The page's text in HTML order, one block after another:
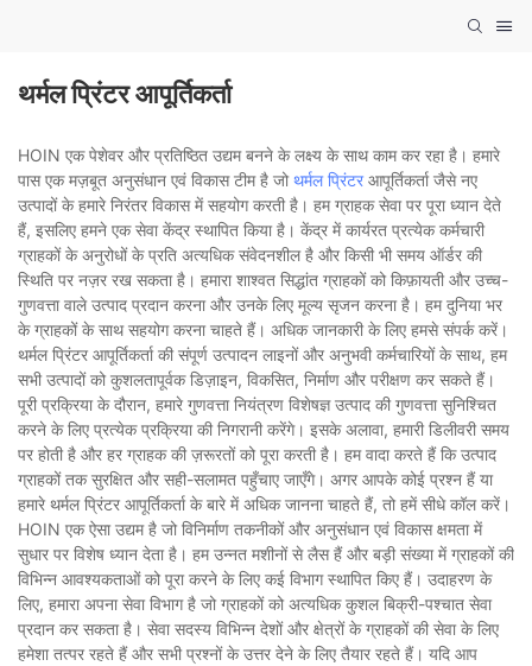
थर्मल प्रिंटर आपूर्तिकर्ता
HOIN एक पेशेवर और प्रतिष्ठित उद्यम बनने के लक्ष्य के साथ काम कर रहा है। हमारे
पास एक मज़बूत अनुसंधान एवं विकास टीम है जोथर्मल प्रिंटरआपूर्तिकर्ता जैसे नए
उत्पादों के हमारे निरंतर विकास में सहयोग करती है। हम ग्राहक सेवा पर पूरा ध्यान देते
हैं, इसलिए हमने एक सेवा केंद्र स्थापित किया है। केंद्र में कार्यरत प्रत्येक कर्मचारी
ग्राहकों के अनुरोधों के प्रति अत्यधिक संवेदनशील है और किसी भी समय ऑर्डर की
स्थिति पर नज़र रख सकता है। हमारा शाश्वत सिद्धांत ग्राहकों को किफ़ायती और उच्च-
गुणवत्ता वाले उत्पाद प्रदान करना और उनके लिए मूल्य सृजन करना है। हम दुनिया भर
के ग्राहकों के साथ सहयोग करना चाहते हैं। अधिक जानकारी के लिए हमसे संपर्क करें।
थर्मल प्रिंटर आपूर्तिकर्ता की संपूर्ण उत्पादन लाइनों और अनुभवी कर्मचारियों के साथ, हम
सभी उत्पादों को कुशलतापूर्वक डिज़ाइन, विकसित, निर्माण और परीक्षण कर सकते हैं।
पूरी प्रक्रिया के दौरान, हमारे गुणवत्ता नियंत्रण विशेषज्ञ उत्पाद की गुणवत्ता सुनिश्चित
करने के लिए प्रत्येक प्रक्रिया की निगरानी करेंगे। इसके अलावा, हमारी डिलीवरी समय
पर होती है और हर ग्राहक की ज़रूरतों को पूरा करती है। हम वादा करते हैं कि उत्पाद
ग्राहकों तक सुरक्षित और सही-सलामत पहुँचाए जाएँगे। अगर आपके कोई प्रश्न हैं या
हमारे थर्मल प्रिंटर आपूर्तिकर्ता के बारे में अधिक जानना चाहते हैं, तो हमें सीधे कॉल करें।
HOIN एक ऐसा उद्यम है जो विनिर्माण तकनीकों और अनुसंधान एवं विकास क्षमता में
सुधार पर विशेष ध्यान देता है। हम उन्नत मशीनों से लैस हैं और बड़ी संख्या में ग्राहकों की
विभिन्न आवश्यकताओं को पूरा करने के लिए कई विभाग स्थापित किए हैं। उदाहरण के
लिए, हमारा अपना सेवा विभाग है जो ग्राहकों को अत्यधिक कुशल बिक्री-पश्चात सेवा
प्रदान कर सकता है। सेवा सदस्य विभिन्न देशों और क्षेत्रों के ग्राहकों की सेवा के लिए
हमेशा तत्पर रहते हैं और सभी प्रश्नों के उत्तर देने के लिए तैयार रहते हैं। यदि आप